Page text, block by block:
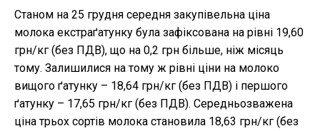
Станом на 25 грудня середня закупівельна ціна
молока екстраґатунку була зафіксована на рівні 19,60
грн/кг (без ПДВ), що на 0,2 грн більше, ніж місяць
тому. Залишилися на тому ж рівні ціни на молоко
вищого ґатунку – 18,64 грн/кг (без ПДВ) і першого
ґатунку – 17,65 грн/кг (без ПДВ). Середньозважена
ціна трьох сортів молока становила 18,63 грн/кг (без